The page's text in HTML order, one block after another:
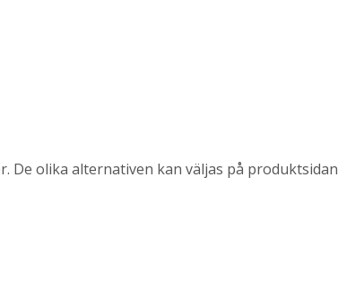
De olika alternativen kan väljas på produktsidan